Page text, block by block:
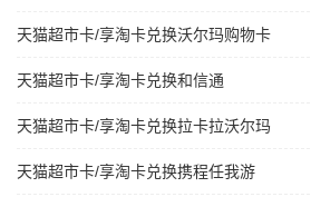
天猫超市卡/享淘卡兑换沃尔玛购物卡
天猫超市卡/享淘卡兑换和信通
天猫超市卡/享淘卡兑换拉卡拉沃尔玛
天猫超市卡/享淘卡兑换携程任我游